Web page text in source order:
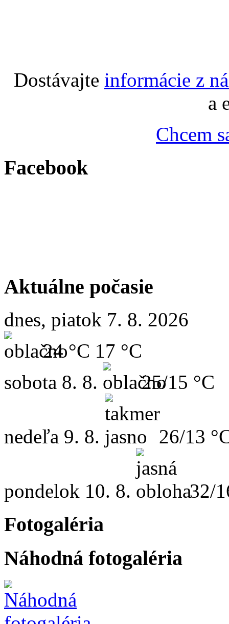
Dostávajte informácie z
a
Chcem
Facebook
Aktuálne počasie
dnes, piatok 7. 8. 2026
24 °C 17 °C
sobota 8. 8. 25/15 °C
nedeľa 9. 8. 26/13
pondelok 10. 8. 32/
Fotogaléria
Náhodná fotogaléria